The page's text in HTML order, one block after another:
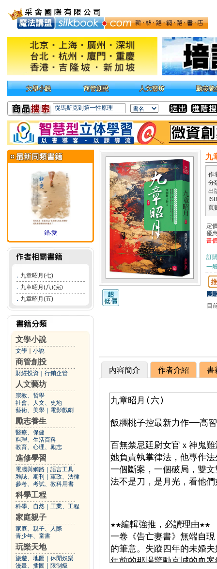
錯‧愛
． 九章昭月(七)
． 九章昭月(八)(完)
． 九章昭月(五)
文學小說
文學 小說
商管創投
財經投資 行銷企管
人文藝坊
宗教、哲學
社會、人文、史地
藝術、美學
電影戲劇
勵志養生
醫療、保健
料理、生活百科
教育、心理、勵志
進修學習
電腦與網路
語言工具
雜誌、期刊
軍政、法律
參考、考試、教科用書
科學工程
科學、自然 工業、工程
家庭親子
家庭、親子、人際
青少年、童書
玩樂天地
旅遊、地圖
休閒娛樂
漫畫、插圖
限制級
九
作
分
出
頁
定
優
書
訂
一
團
目
內容簡介 作者介紹 書